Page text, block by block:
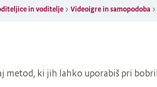
in voditelje Videoigre in samopodoba
metod, ki jih lahko uporabiš pri